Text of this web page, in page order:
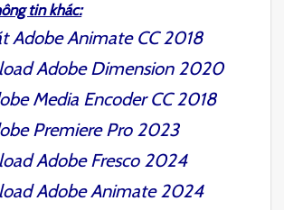
tin khác:
Adobe Animate CC 2018
Adobe Dimension 2020
Media Encoder CC 2018
Premiere Pro 2023
Adobe Fresco 2024
Adobe Animate2024